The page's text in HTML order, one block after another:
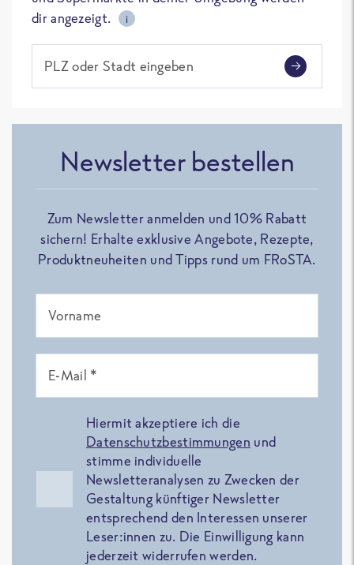
dir angezeigt.
i
PLZ oder Stadt eingeben
Newsletter bestellen
Zum Newsletter anmelden und 10% Rabatt
sichern! Erhalte exklusive Angebote, Rezepte,
Produktneuheiten und Tipps rund um FRoSTA.
Vorname
E-Mail *
Hiermit akzeptiere ich die
Datenschutzbestimmungen und
stimme individuelle
Newsletteranalysen zu Zwecken der
Gestaltung künftiger Newsletter
entsprechend den Interessen unserer
Leser:innen zu. Die Einwilligung kann
jederzeit widerrufen werden.